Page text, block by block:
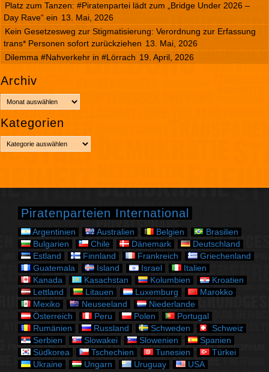
Platz zum Tanzen: #Piratenpartei lädt zum „Bridge Under 2026 –
Day Rave“ ein 13. Mai, 2026
Kein Gesetzesweg zur Stigmatisierung: Verordnung zur Erfassung
trans* Personen sofort zurückziehen 13. Mai, 2026
Dilemma #Nahverkehr in #Lörrach 19. April, 2026
Archiv
r
c
Kategorien
a
g
Piratenparteien International
Argentinien Australien Belgien
Brasilien
Bulgarien
Chile Dänemark
Deutschland
Estland
Finnland Frankreich
Griechenland
Guatemala
Island Israel
Italien
Kanada
Kasachstan Kolumbien
Kroatien
Lettland
Litauen Luxemburg
Marokko
Mexiko
Neuseeland
Niederlande
Österreich
Peru Polen
Portugal
Rumänien
Russland Schweden
Schweiz
Serbien
Slowakei Slowenien
Spanien
Südkorea
Tschechien Tunesien
Türkei
Ukraine
Ungarn Uruguay USA